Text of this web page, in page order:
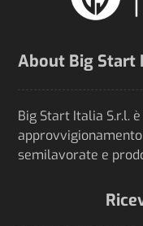
About Big Start
Big Start Italia S.r.l.
semilavorate e